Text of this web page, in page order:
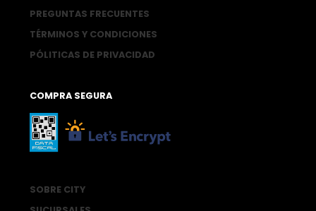
PREGUNTAS FRECUENTES
TÉRMINOS Y CONDICIONES
PÓLITICAS DE PRIVACIDAD
COMPRA SEGURA
SOBRE CITY